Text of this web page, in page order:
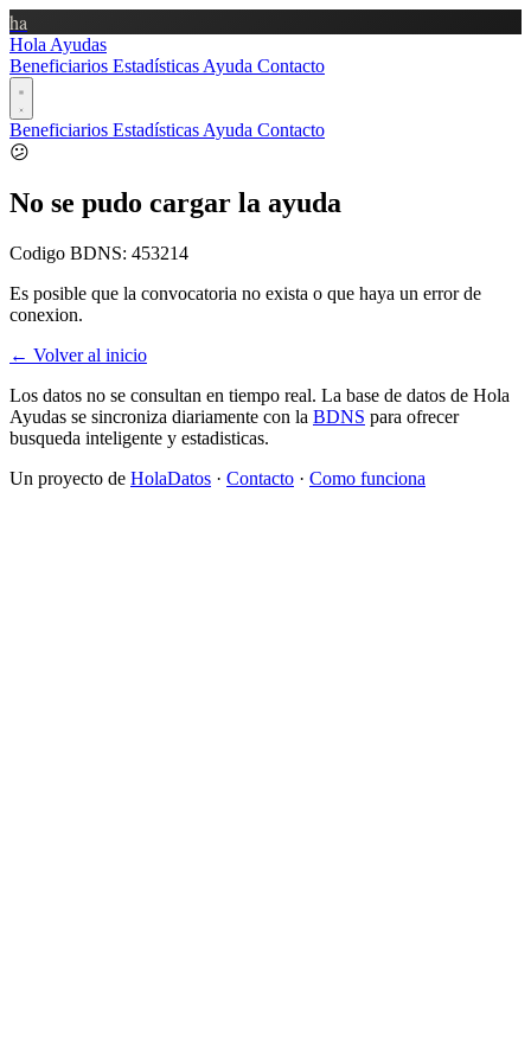
ha
Hola Ayudas
Beneficiarios Estadísticas Ayuda Contacto
Beneficiarios Estadísticas Ayuda Contacto
😕
No se pudo cargar la ayuda
Codigo BDNS: 453214
Es posible que la convocatoria no exista o que haya un error de
conexion.
← Volver al inicio
Los datos no se consultan en tiempo real. La base de datos de Hola
Ayudas se sincroniza diariamente con la BDNS para ofrecer
busqueda inteligente y estadisticas.
Un proyecto de HolaDatos · Contacto · Como funciona